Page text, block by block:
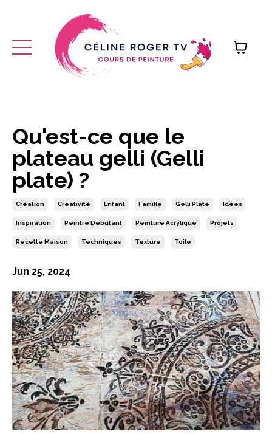
Qu'est-ce que le
plateau gelli (Gelli
plate) ?
Création Créativité Enfant Famille Gelli Plate Idées
Inspiration Peintre Débutant Peinture Acrylique Projets
Recette Maison Techniques Texture Toile
Jun 25, 2024